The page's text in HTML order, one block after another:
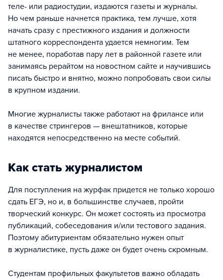
теле- или радиостудии, издаются газеты и журналы.
Но чем раньше начнется практика, тем лучше, хотя
начать сразу с престижного издания и должности
штатного корреспондента удается немногим. Тем
не менее, поработав пару лет в районной газете или
занимаясь рерайтом на новостном сайте и научившись
писать быстро и внятно, можно попробовать свои силы
в крупном издании.
Многие журналисты также работают на фрилансе или
в качестве стрингеров — внештатников, которые
находятся непосредственно на месте событий.
Как стать журналистом
Для поступления на журфак придется не только хорошо
сдать ЕГЭ, но и, в большинстве случаев, пройти
творческий конкурс. Он может состоять из просмотра
публикаций, собеседования и/или тестового задания.
Поэтому абитуриентам обязательно нужен опыт
в журналистике, пусть даже он будет очень скромным.
Студентам профильных факультетов важно обладать